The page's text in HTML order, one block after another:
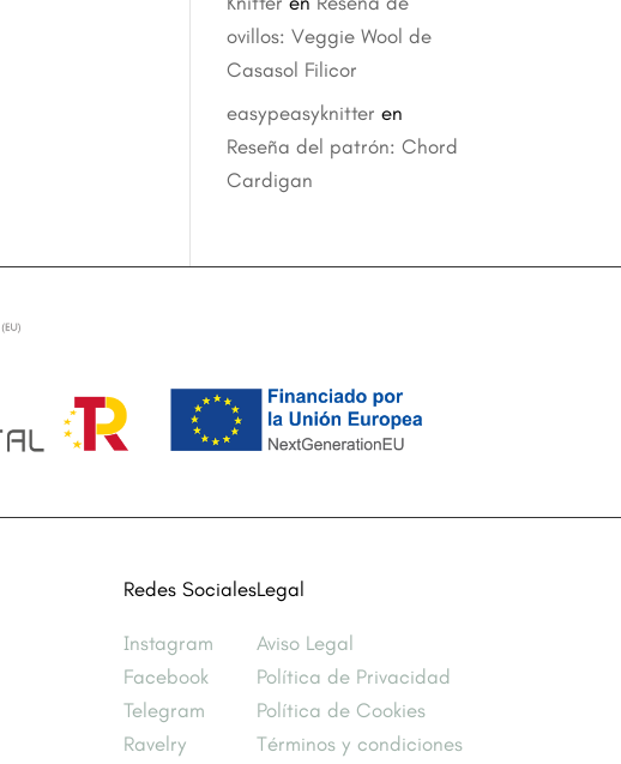
ovillos: Veggie Wool de
Casasol Filicor
easypeasyknitter en
Reseña del patrón: Chord
Cardigan
Redes Sociales
Instagram
Facebook
Telegram
Ravelry
Legal
Aviso Legal
Política de Privacidad
Política de Cookies
Términos y condiciones